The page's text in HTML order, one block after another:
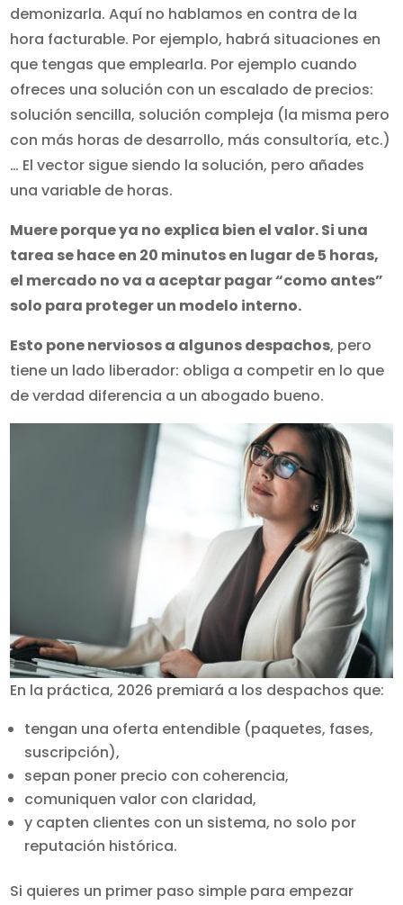
demonizarla. Aquí no hablamos en contra de la
hora facturable. Por ejemplo, habrá situaciones en
que tengas que emplearla. Por ejemplo cuando
ofreces una solución con un escalado de precios:
solución sencilla, solución compleja (la misma pero
con más horas de desarrollo, más consultoría, etc.)
… El vector sigue siendo la solución, pero añades
una variable de horas.
Muere porque ya no explica bien el valor. Si una
tarea se hace en 20 minutos en lugar de 5 horas,
el mercado no va a aceptar pagar “como antes”
solo para proteger un modelo interno.
Esto pone nerviosos a algunos despachos, pero
tiene un lado liberador: obliga a competir en lo que
de verdad diferencia a un abogado bueno.
En la práctica, 2026 premiará a los despachos que:
tengan una oferta entendible (paquetes, fases,
suscripción),
sepan poner precio con coherencia,
comuniquen valor con claridad,
y capten clientes con un sistema, no solo por
reputación histórica.
Si quieres un primer paso simple para empezar